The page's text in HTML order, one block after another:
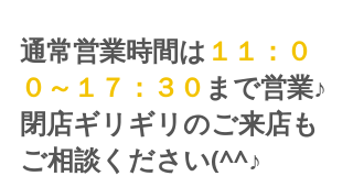
通常営業時間は １１：０
０～１７：３０ まで営業♪
閉店ギリギリのご来店も
ご相談ください(^^♪